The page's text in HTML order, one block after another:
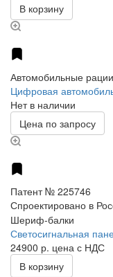
В корзину
Автомобильные рации
Цифровая
Нет в наличии
Цена по запросу
Патент № 225746
Спроектировано в
Шериф-балки
Светосигнальная
24900 р. цена с НДС
В корзину